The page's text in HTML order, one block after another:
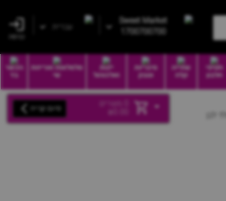
עברית
Sweet Market
1700700700
חטיפי
חלבון
שתייה
קלה
סיגריות
וטבק
יינות
ואלכוהול
סלסלאות ואריזות
שי
הכשר
בד
מוצרים
₪ סיום קנייה